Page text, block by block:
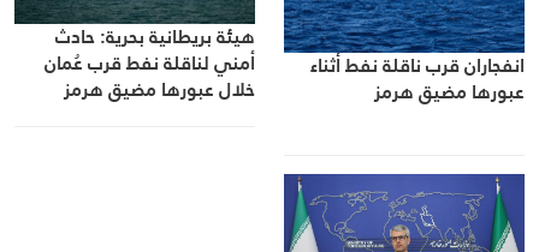
انفجاران قرب ناقلة نفط أثناء
عبورها مضيق هرمز
هيئة بريطانية بحرية: حادث
أمني لناقلة نفط قرب عُمان
خلال عبورها مضيق هرمز